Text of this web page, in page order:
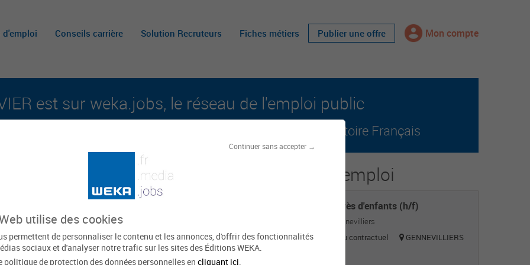
Continuer sans accepter →
utilise des cookies
permettent de personnaliser le contenu et les annonces, d'offrir des fonctionnalités
sociaux et d'analyser notre trafic sur les sites des Éditions WEKA.
politique de protection des données personnelles en cliquant ici
d'emploi Conseils carrière Solution Recruteurs Fiches métiers Publier une offre Mon compte
est sur weka.jobs, le réseau de l'emploi public
aux carrières publiques et aux offres d'emploi sur tout le territoire Français
Bretagne
Les offres d'emploi
Agent auprès d'enfants (h/f)
Mairie de Gennevilliers
Titulaire ou contractuel
GENNEVILLIERS